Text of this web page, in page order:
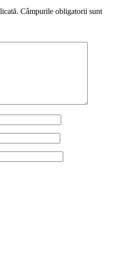
Câmpurile obligatorii sunt